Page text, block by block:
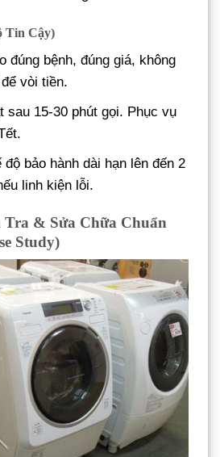
Tin Cậy)
đúng bệnh, đúng giá, không
vòi tiền.
sau 15-30 phút gọi. Phục vụ
độ bảo hành dài hạn lên đến 2
linh kiện lỗi.
& Sửa Chữa Chuẩn
Study)